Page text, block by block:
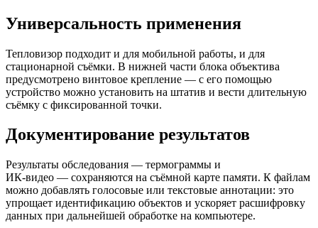
Универсальность применения
Тепловизор подходит и для мобильной работы, и для
стационарной съёмки. В нижней части блока объектива
предусмотрено винтовое крепление — с его помощью
устройство можно установить на штатив и вести длительную
съёмку с фиксированной точки.
Документирование результатов
Результаты обследования — термограммы и
ИК‑видео — сохраняются на съёмной карте памяти. К файлам
можно добавлять голосовые или текстовые аннотации: это
упрощает идентификацию объектов и ускоряет расшифровку
данных при дальнейшей обработке на компьютере.